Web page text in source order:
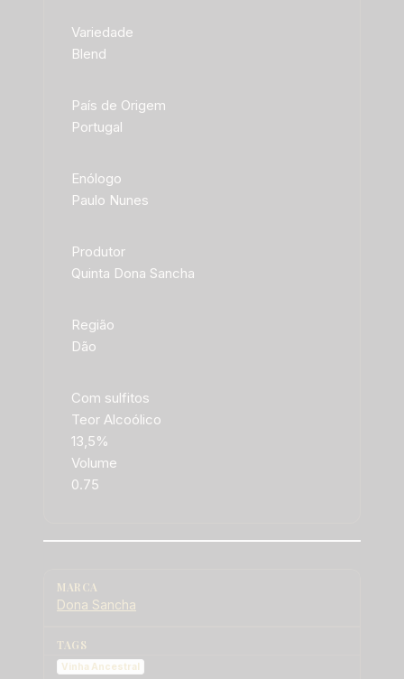
Variedade
Blend
País de Origem
Portugal
Enólogo
Paulo Nunes
Produtor
Quinta Dona Sancha
Região
Dão
Com sulfitos
Teor Alcoólico
13,5%
Volume
0.75
MARCA
Dona Sancha
TAGS
Vinha Ancestral